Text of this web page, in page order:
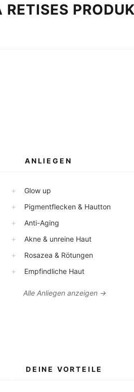
RETISES
ANLIEGEN
+ Glow up
+ Pigmentflecken & Hautton
+ Anti-Aging
+ Akne & unreine Haut
+ Rosazea & Rötungen
+ Empfindliche Haut
Alle Anliegen anzeigen →
DEINE VORTEILE